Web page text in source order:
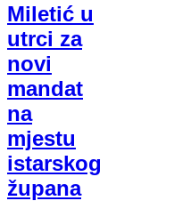
Miletić u
utrci za
novi
mandat
na
mjestu
istarskog
župana